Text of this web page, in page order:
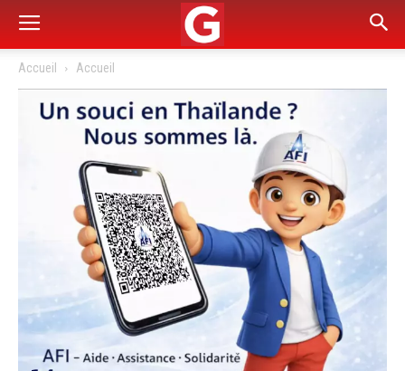
Accueil Accueil